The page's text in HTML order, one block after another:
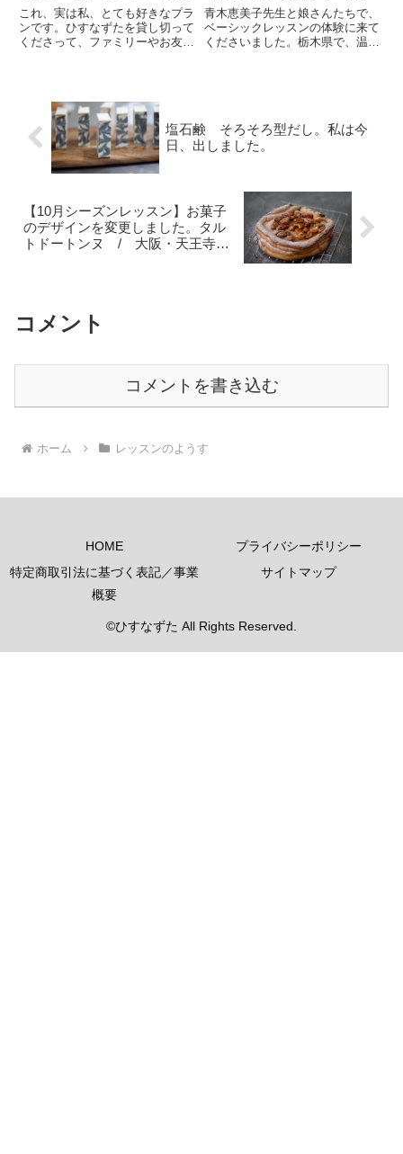
ランです/大阪・東京お菓
子教室ひすなずた
これ、実は私、とても好きなプラ
ンです。ひすなずたを貸し切って
くださって、ファミリーやお友達
菓子はできません）お料理も教え
て食べていただくので、盛沢山
で...
大阪市お菓子教室ひすなず
た
青木恵美子先生と娘さんたちで、
ベーシックレッスンの体験に来て
くださいました。栃木県で、温活
っ...
塩石鹸 そろそろ型だし。私は今
日、出しました。
【10月シーズンレッスン】お菓子
のデザインを変更しました。タル
トドートンヌ / 大阪・天王寺・
コメント
コメントを書き込む
ホーム レッスンのようす
HOME
プライバシーポリシー
特定商取引法に基づく表記／事業
概要
サイトマップ
©ひすなずた All Rights Reserved.